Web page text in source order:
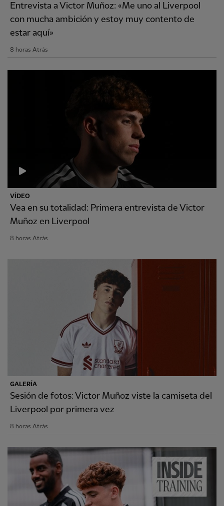
Entrevista a Victor Muñoz: «Me uno al Liverpool
con mucha ambición y estoy muy contento de
estar aquí»
8 horas Atrás
VÍDEO
Vea en su totalidad: Primera entrevista de Victor
Muñoz en Liverpool
8 horas Atrás
GALERÍA
Sesión de fotos: Victor Muñoz viste la camiseta del
Liverpool por primera vez
8 horas Atrás